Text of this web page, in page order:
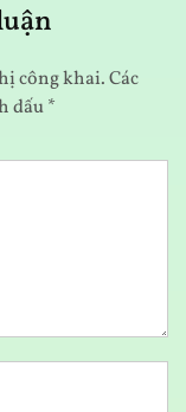
công khai.Các
dấu*